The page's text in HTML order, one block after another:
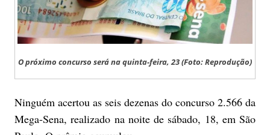
O próximo concurso será na quinta-feira, 23 (Foto: Reprodução)
Ninguém acertou as seis dezenas do concurso 2.566 da
Mega-Sena, realizado na noite de sábado, 18, em São